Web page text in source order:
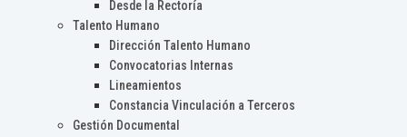
Desde la Rectoría
Talento Humano
Dirección Talento Humano
Convocatorias Internas
Lineamientos
Constancia Vinculación a Terceros
Gestión Documental